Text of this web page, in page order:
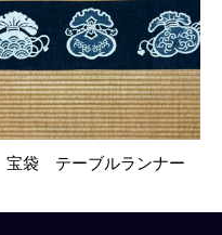
宝袋 テーブルランナー